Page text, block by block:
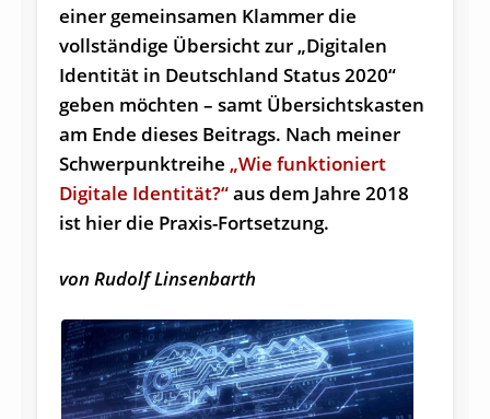
einer gemeinsamen Klammer die
vollständige Übersicht zur „Digitalen
Identität in Deutschland Status 2020“
geben möchten – samt Übersichtskasten
am Ende dieses Beitrags. Nach meiner
Schwerpunktreihe „Wie funktioniert
Digitale Identität?“aus dem Jahre 2018
ist hier die Praxis-Fortsetzung.
von Rudolf Linsenbarth